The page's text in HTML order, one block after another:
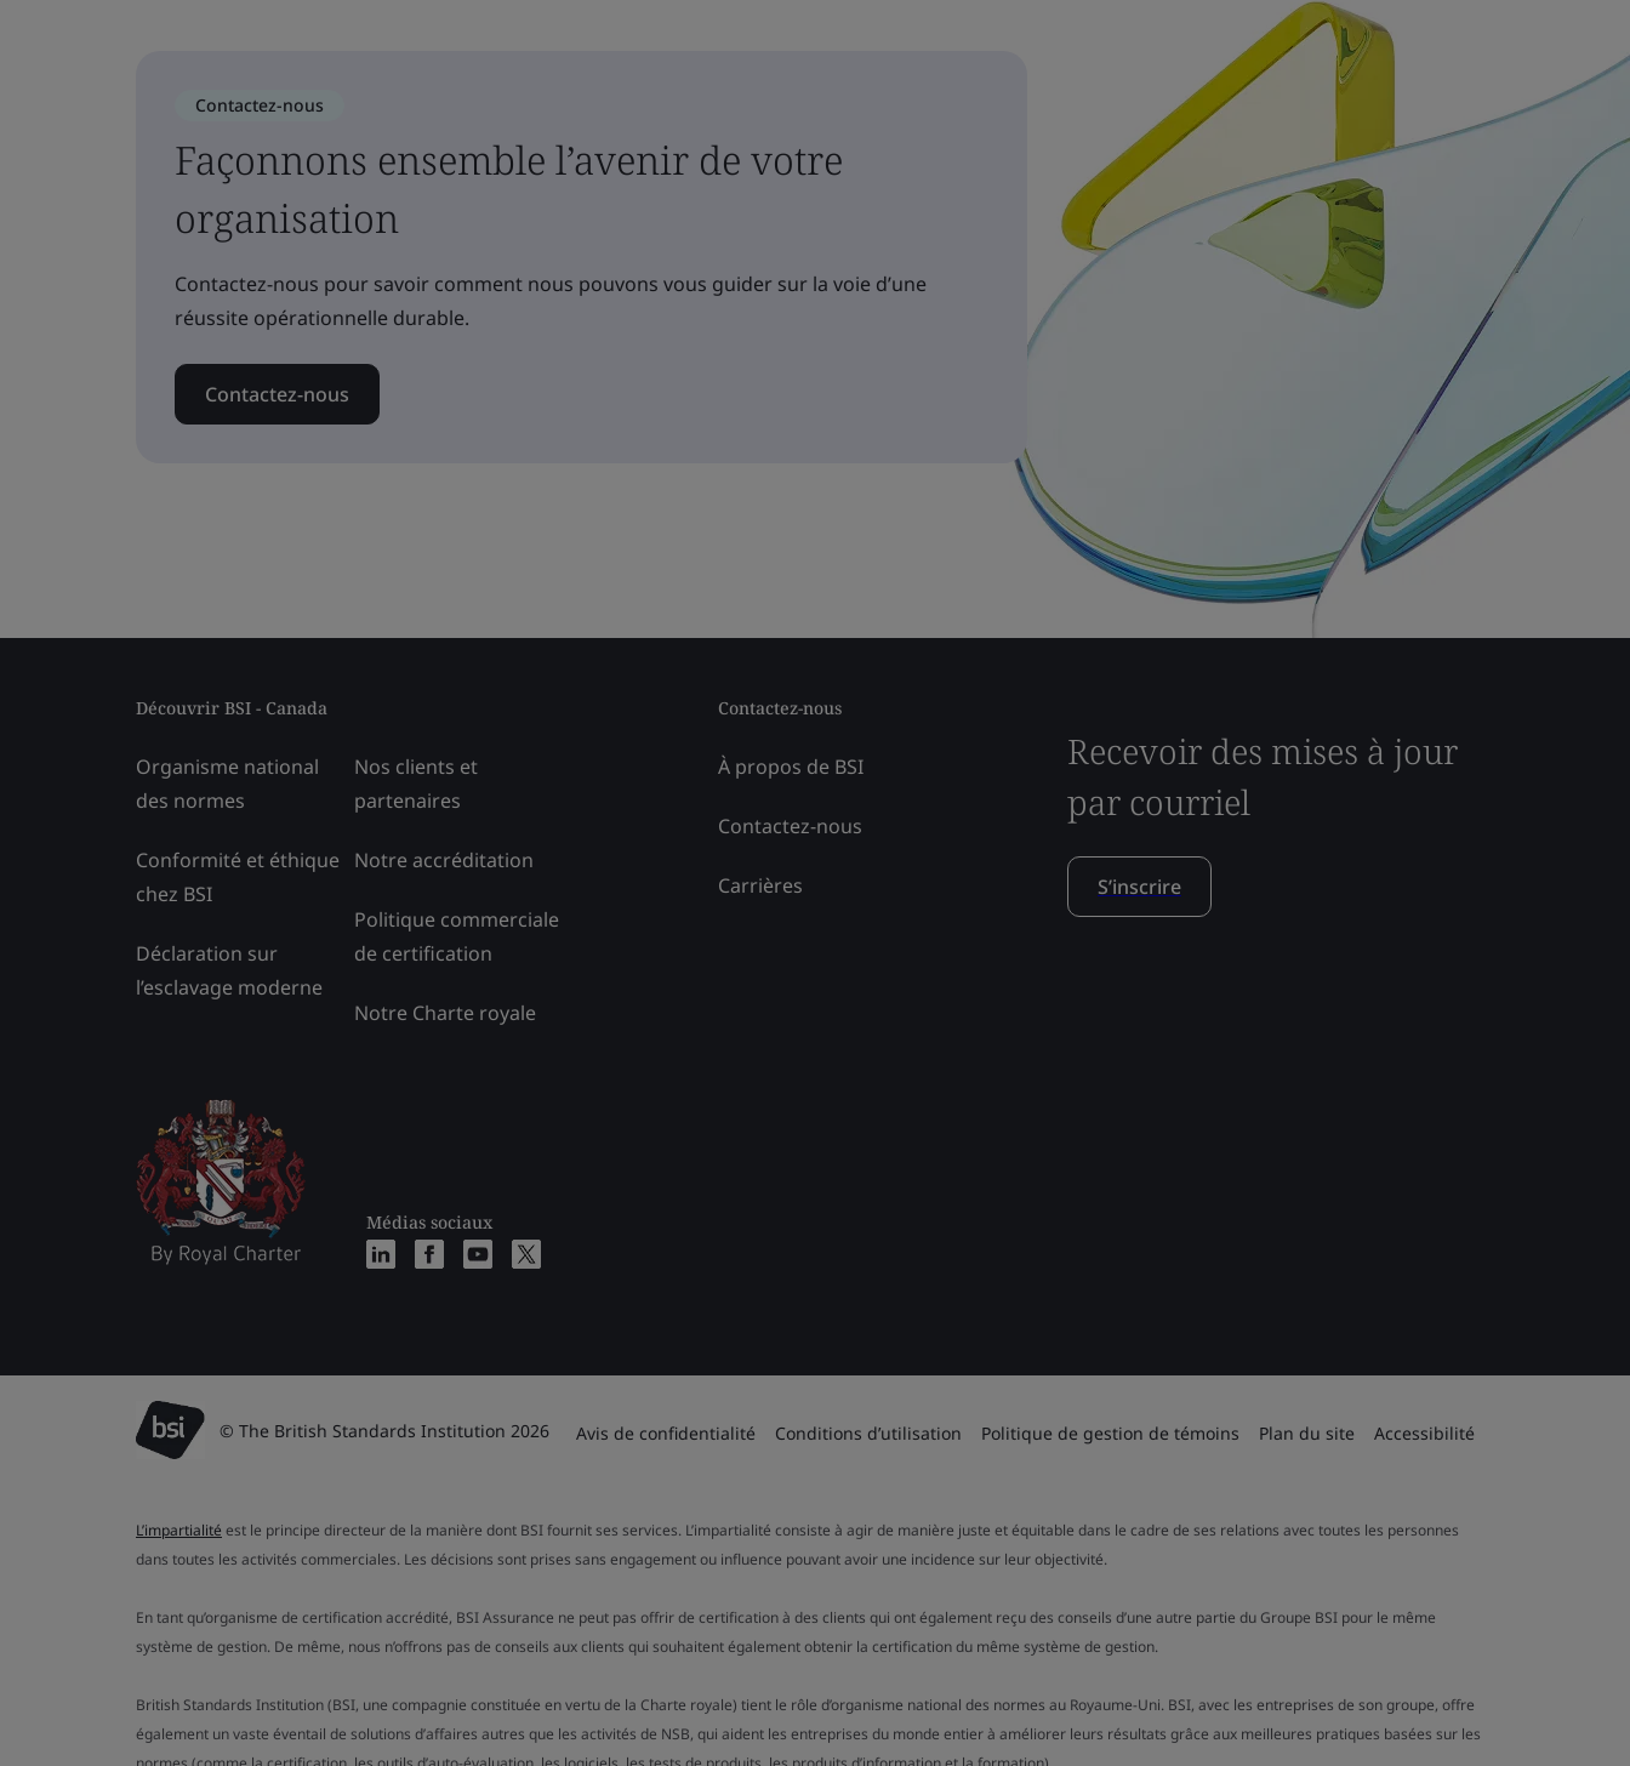
Contactez-nous
Façonnons ensemble l’avenir de votre
organisation
Contactez-nous pour savoir comment nous pouvons vous guider sur la voie d’une
réussite opérationnelle durable.
Contactez-nous
Découvrir BSI - Canada
Organisme national
des normes
Conformité et éthique
chez BSI
Déclaration sur
l’esclavage moderne
Nos clients et
partenaires
Notre accréditation
Politique commerciale
de certification
Notre Charte royale
Médias sociaux
Contactez-nous
À propos de BSI
Contactez-nous
Carrières
Recevoir des mises à jour
par courriel
S’inscrire
© The British Standards Institution 2026 Avis de confidentialité Conditions d’utilisation Politique de gestion de témoins Plan du site Accessibilité
L’impartialité est le principe directeur de la manière dont BSI fournit ses services. L’impartialité consiste à agir de manière juste et équitable dans le cadre de ses relations avec toutes les personnes
dans toutes les activités commerciales. Les décisions sont prises sans engagement ou influence pouvant avoir une incidence sur leur objectivité.
En tant qu’organisme de certification accrédité, BSI Assurance ne peut pas offrir de certification à des clients qui ont également reçu des conseils d’une autre partie du Groupe BSI pour le même
système de gestion. De même, nous n’offrons pas de conseils aux clients qui souhaitent également obtenir la certification du même système de gestion.
British Standards Institution (BSI, une compagnie constituée en vertu de la Charte royale) tient le rôle d’organisme national des normes au Royaume-Uni. BSI, avec les entreprises de son groupe, offre
également un vaste éventail de solutions d’affaires autres que les activités de NSB, qui aident les entreprises du monde entier à améliorer leurs résultats grâce aux meilleures pratiques basées sur les